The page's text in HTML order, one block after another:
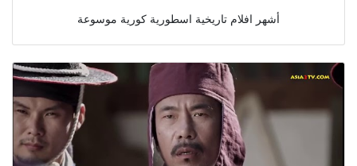
أشهر افلام تاريخية اسطورية كورية موسوعة